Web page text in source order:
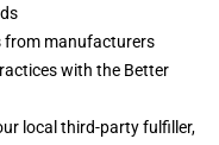
from manufacturers
with the Better
local third-party fulfiller,